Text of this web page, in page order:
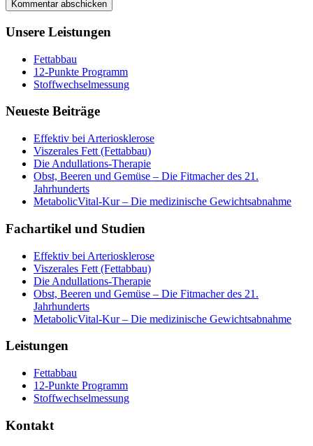
Unsere Leistungen
Fettabbau
12-Punkte Programm
Stoffwechselmessung
Neueste Beiträge
Effektiv bei Arteriosklerose
Viszerales Fett (Fettabbau)
Die Andullations-Therapie
Obst, Beeren und Gemüse – Die Fitmacher des 21.
Jahrhunderts
MetabolicVital-Kur – Die medizinische Gewichtsabnahme
Fachartikel und Studien
Effektiv bei Arteriosklerose
Viszerales Fett (Fettabbau)
Die Andullations-Therapie
Obst, Beeren und Gemüse – Die Fitmacher des 21.
Jahrhunderts
MetabolicVital-Kur – Die medizinische Gewichtsabnahme
Leistungen
Fettabbau
12-Punkte Programm
Stoffwechselmessung
Kontakt